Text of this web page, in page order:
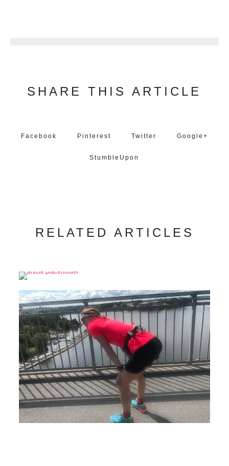
SHARE THIS ARTICLE
Facebook Pinterest Twitter Google+
StumbleUpon
RELATED ARTICLES